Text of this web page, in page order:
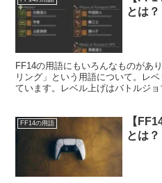
とは？
FF14の用語にもいろんなものがあ
リング」という用語について。レ
ています。レベル上げはバトルジ
FF14の用語
【
とは？